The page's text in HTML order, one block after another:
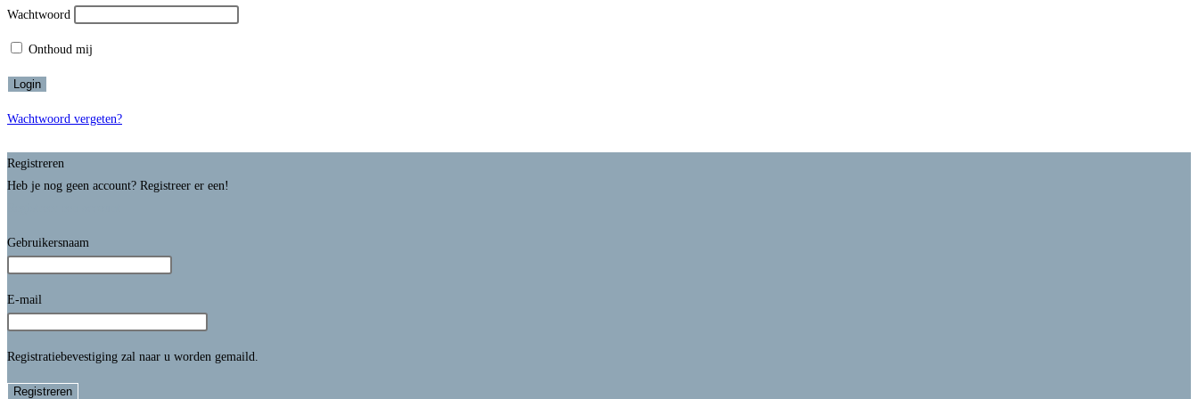
Wachtwoord
Onthoud mij
Wachtwoord vergeten?
Registreren
Heb je nog geen account? Registreer er een!
Gebruikersnaam
E-mail
Registratiebevestiging zal naar u worden gemaild.